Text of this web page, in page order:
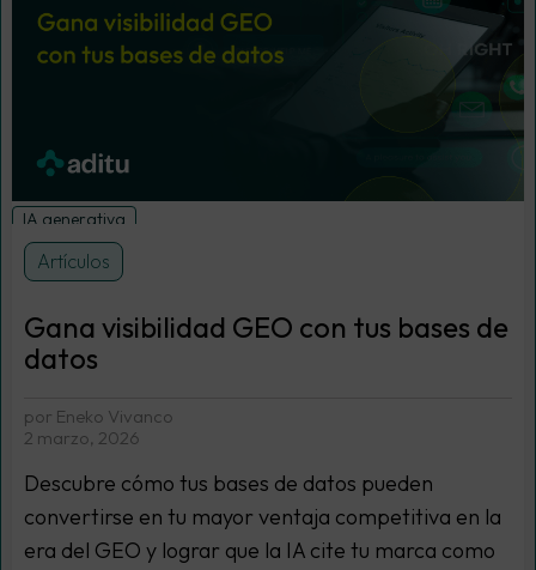
IA generativa
Artículos
Gana visibilidad GEO con tus bases de
datos
por Eneko Vivanco
2 marzo, 2026
Descubre cómo tus bases de datos pueden
convertirse en tu mayor ventaja competitiva en la
era del GEO y lograr que la IA cite tu marca como